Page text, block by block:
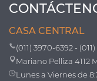
CASA CENTRAL
(011) 3970-6392 -
Mariano Pelliza 4112
Lunes a Viernes de